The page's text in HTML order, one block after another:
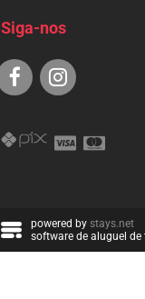
Siga-nos
powered by stays.net
software de aluguel de